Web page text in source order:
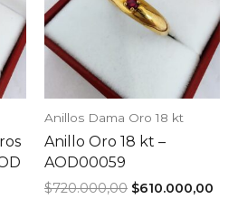
Anillos Dama Oro 18 kt
Anillo Oro 18 kt –
AOD00059
$720.000,00 El
$610.000,00